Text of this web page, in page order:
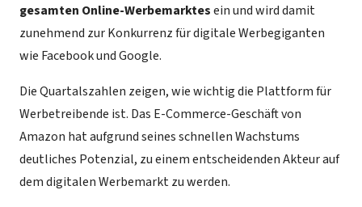
gesamten Online-Werbemarktesein und wird damit
zunehmend zur Konkurrenz für digitale Werbegiganten
wie Facebook und Google.
Die Quartalszahlen zeigen, wie wichtig die Plattform für
Werbetreibende ist. Das E-Commerce-Geschäft von
Amazon hat aufgrund seines schnellen Wachstums
deutliches Potenzial, zu einem entscheidenden Akteur auf
dem digitalen Werbemarkt zu werden.